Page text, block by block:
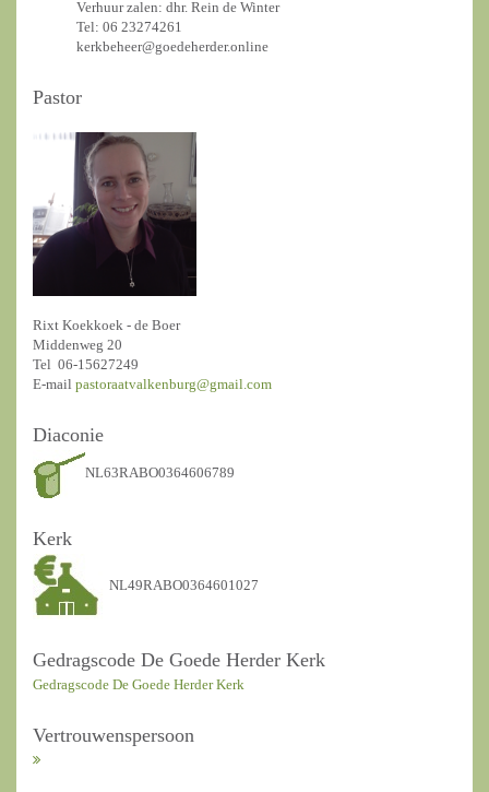
Verhuur zalen: dhr. Rein de Winter
Tel: 06 23274261
kerkbeheer@goedeherder.online
Pastor
Rixt Koekkoek - de Boer
Middenweg 20
Tel 06-15627249
E-mail pastoraatvalkenburg@gmail.com
Diaconie
NL63RABO0364606789
Kerk
NL49RABO0364601027
Gedragscode De Goede Herder Kerk
Gedragscode De Goede Herder Kerk
Vertrouwenspersoon